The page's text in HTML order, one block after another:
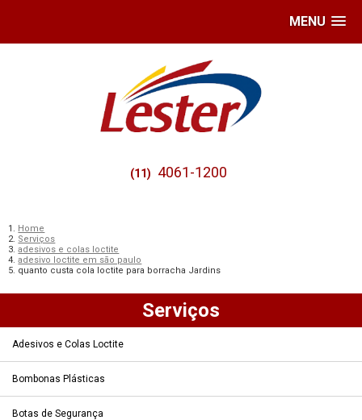
MENU
(11) 4061-1200
Home
Serviços
adesivos e colas loctite
adesivo loctite em são paulo
quanto custa cola loctite para borracha Jardins
Serviços
Adesivos e Colas Loctite
Bombonas Plásticas
Botas de Segurança